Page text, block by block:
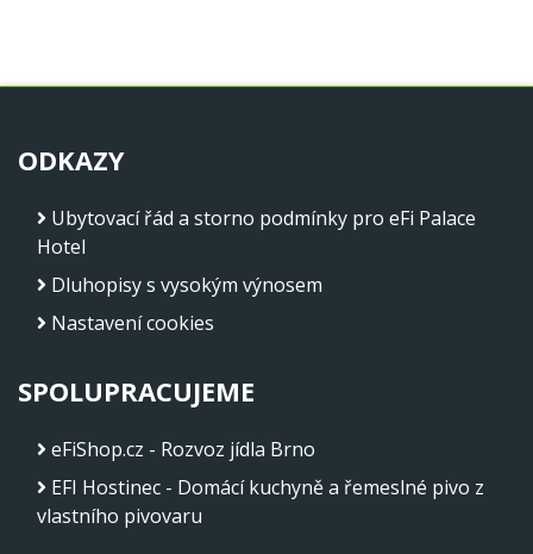
ODKAZY
Ubytovací řád a storno podmínky pro eFi Palace
Hotel
Dluhopisy s vysokým výnosem
Nastavení cookies
SPOLUPRACUJEME
eFiShop.cz - Rozvoz jídla Brno
EFI Hostinec - Domácí kuchyně a řemeslné pivo z
vlastního pivovaru